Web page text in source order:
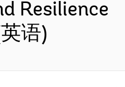
Resilience
语)